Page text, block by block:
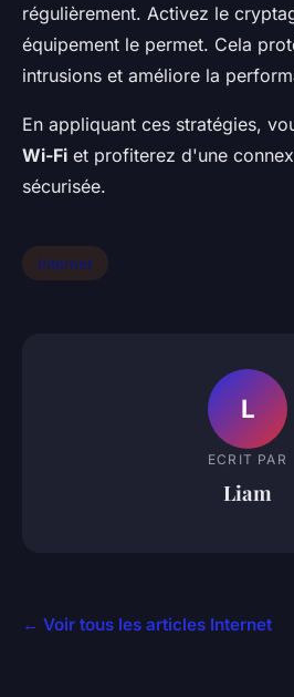
régulièrement. Activez le
équipement le permet. Cela
intrusions et améliore la
En appliquant ces stratégies,
Wi-Fi et profiterez d'une
sécurisée.
Internet
L
ECRIT PAR
Liam
← Voir tous les articles Internet